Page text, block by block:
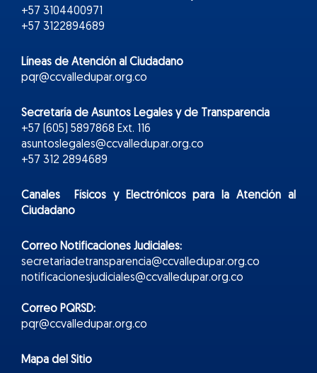
+57 3104400971
+57 3122894689
Líneas de Atención al Ciudadano
pqr@ccvalledupar.org.co
Secretaría de Asuntos Legales y de Transparencia
+57 (605) 5897868 Ext. 116
asuntoslegales@ccvalledupar.org.co
+57 312 2894689
Canales Físicos yElectrónicospara la Atención al
Ciudadano
Correo Notificaciones Judiciales:
secretariadetransparencia@ccvalledupar.org.co
notificacionesjudiciales@ccvalledupar.org.co
Correo PQRSD:
pqr@ccvalledupar.org.co
Mapa del Sitio